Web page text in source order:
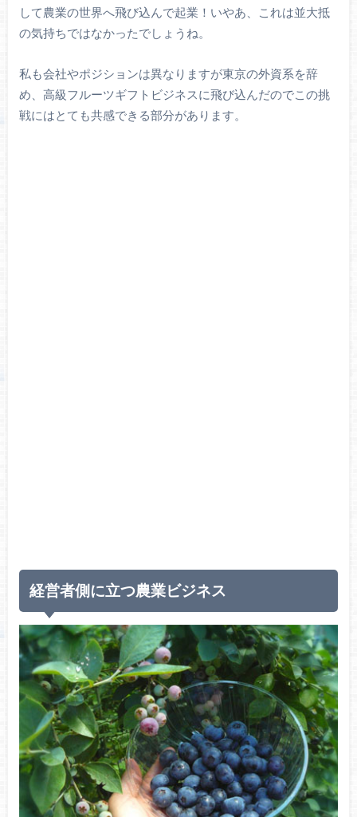
して農業の世界へ飛び込んで起業！いやあ、これは並大抵
の気持ちではなかったでしょうね。
私も会社やポジションは異なりますが東京の外資系を辞
め、高級フルーツギフトビジネスに飛び込んだのでこの挑
戦にはとても共感できる部分があります。
経営者側に立つ農業ビジネス